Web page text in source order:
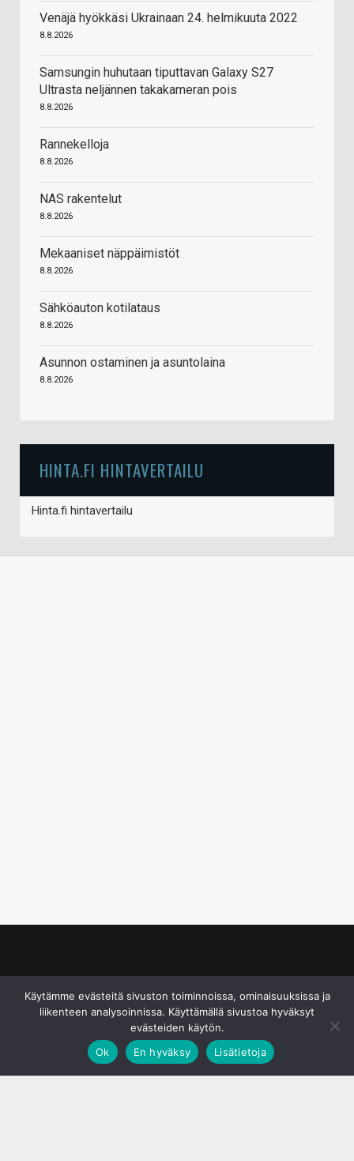
Venäjä hyökkäsi Ukrainaan 24. helmikuuta 2022
8.8.2026
Samsungin huhutaan tiputtavan Galaxy S27
Ultrasta neljännen takakameran pois
8.8.2026
Rannekelloja
8.8.2026
NAS rakentelut
8.8.2026
Mekaaniset näppäimistöt
8.8.2026
Sähköauton kotilataus
8.8.2026
Asunnon ostaminen ja asuntolaina
8.8.2026
HINTA.FI HINTAVERTAILU
Hinta.fi hintavertailu
Käytämme evästeitä sivuston toiminnoissa, ominaisuuksissa ja
liikenteen analysoinnissa. Käyttämällä sivustoa hyväksyt
evästeiden käytön.
Ok
En hyväksy Lisätietoja